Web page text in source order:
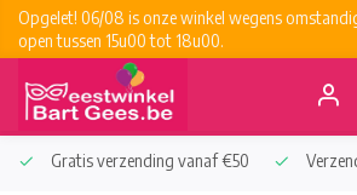
Opgelet! 06/08 is onze winkel wegens
open tussen 15u00 tot 18u00.
Gratis verzending vanaf €50